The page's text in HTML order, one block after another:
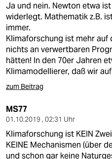
Ja und nein. Newton etwa
widerlegt. Mathematik z.B.
immer.
Klimaforschung ist mehr
nichts an verwertbaren
hätten! In den 70er Jahren
Klimamodellierer, daß wir
zum Beitrag
MS77
01.10.2019 , 02:31 Uhr
Klimaforschung ist KEIN
KEINE Mechanismen (über
und schon gar keine